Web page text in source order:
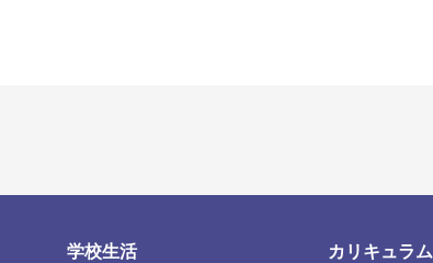
学校生活 カリキュラム